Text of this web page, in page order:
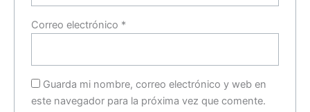
Correo electrónico *
Guarda mi nombre, correo electrónico y web en
este navegador para la próxima vez que comente.